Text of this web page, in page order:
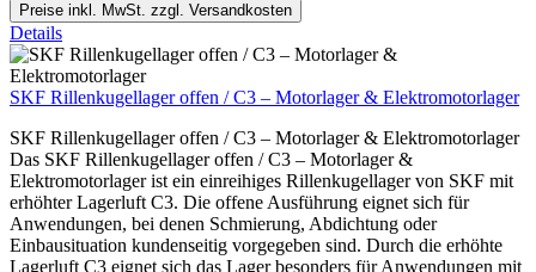
Preise inkl. MwSt. zzgl. Versandkosten
Details
SKF Rillenkugellager offen / C3 – Motorlager & Elektromotorlager
SKF Rillenkugellager offen / C3 – Motorlager & Elektromotorlager
Das SKF Rillenkugellager offen / C3 – Motorlager &
Elektromotorlager ist ein einreihiges Rillenkugellager von SKF mit
erhöhter Lagerluft C3. Die offene Ausführung eignet sich für
Anwendungen, bei denen Schmierung, Abdichtung oder
Einbausituation kundenseitig vorgegeben sind. Durch die erhöhte
Lagerluft C3 eignet sich das Lager besonders für Anwendungen mit